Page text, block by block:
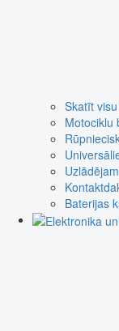
Skatīt
Motociklu
Baterijas